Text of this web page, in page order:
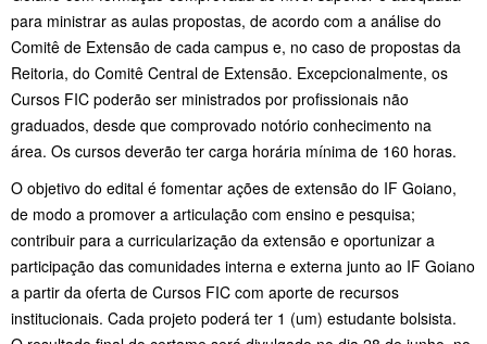
para ministrar as aulas propostas, de acordo com a análise do
Comitê de Extensão de cada campus e, no caso de propostas da
Reitoria, do Comitê Central de Extensão. Excepcionalmente, os
Cursos FIC poderão ser ministrados por profissionais não
graduados, desde que comprovado notório conhecimento na
área. Os cursos deverão ter carga horária mínima de 160 horas.
O objetivo do edital é fomentar ações de extensão do IF Goiano,
de modo a promover a articulação com ensino e pesquisa;
contribuir para a curricularização da extensão e oportunizar a
participação das comunidades interna e externa junto ao IF Goiano
a partir da oferta de Cursos FIC com aporte de recursos
institucionais. Cada projeto poderá ter 1 (um) estudante bolsista.